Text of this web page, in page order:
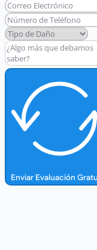
Enviar Evaluación